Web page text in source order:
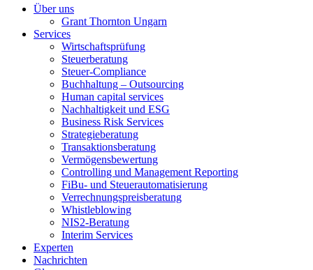
Über uns
Grant Thornton Ungarn
Services
Wirtschaftsprüfung
Steuerberatung
Steuer-Compliance
Buchhaltung – Outsourcing
Human capital services
Nachhaltigkeit und ESG
Business Risk Services
Strategieberatung
Transaktionsberatung
Vermögensbewertung
Controlling und Management Reporting
FiBu- und Steuerautomatisierung
Verrechnungspreisberatung
Whistleblowing
NIS2-Beratung
Interim Services
Experten
Nachrichten